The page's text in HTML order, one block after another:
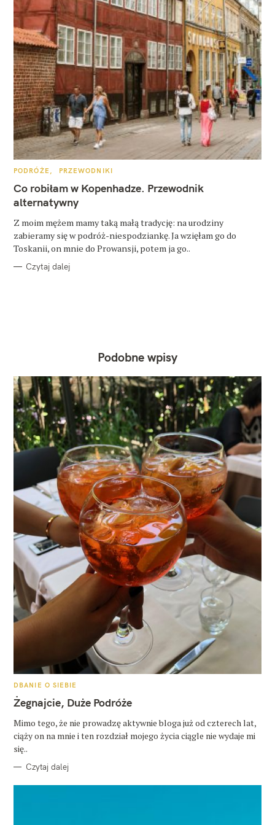
K
T
E
G
O
I
PODRÓŻE PRZEWODNIKI
Co robiłam w Kopenhadze. Przewodnik
alternatywny
Z moim mężem mamy taką małą tradycję: na urodziny
zabieramy się w podróż-niespodziankę. Ja wzięłam go do
Toskanii, on mnie do Prowansji, potem ja go..
Czytaj dalej
Podobne wpisy
K
T
E
O
R
I
DBANIE O SIEBIE
Żegnajcie, Duże Podróże
Mimo tego, że nie prowadzę aktywnie bloga już od czterech lat,
ciąży on na mnie i ten rozdział mojego życia ciągle nie wydaje mi
się..
Czytaj dalej